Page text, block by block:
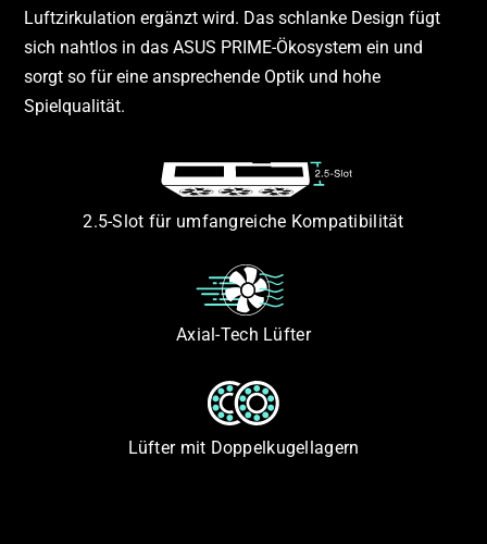
Luftzirkulation ergänzt wird. Das schlanke Design fügt
sich nahtlos in das ASUS PRIME-Ökosystem ein und
sorgt so für eine ansprechende Optik und hohe
Spielqualität.
2.5-Slot für umfangreiche Kompatibilität
Axial-Tech Lüfter
Lüfter mit Doppelkugellagern